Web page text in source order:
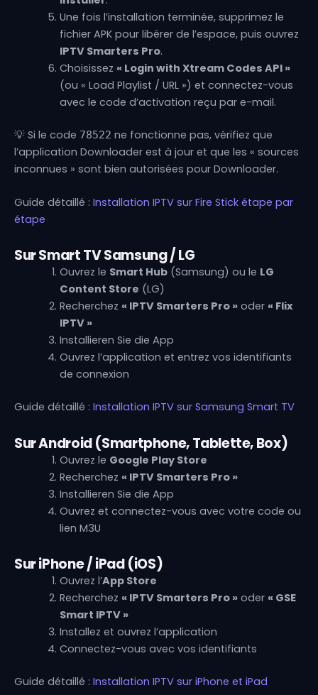
Une fois l’installation terminée, supprimez le
fichier APK pour libérer de l’espace, puis ouvrez
IPTV Smarters Pro.
Choisissez « Login with Xtream Codes API »
(ou « Load Playlist / URL ») et connectez-vous
avec le code d’activation reçu par e-mail.
💡 Si le code 78522 ne fonctionne pas, vérifiez que
l’application Downloader est à jour et que les « sources
inconnues » sont bien autorisées pour Downloader.
Guide détaillé : Installation IPTV sur Fire Stick étape par
étape
Sur Smart TV Samsung / LG
Ouvrez le Smart Hub(Samsung) ou le LG
Content Store (LG)
Recherchez « IPTV Smarters Pro »oder « Flix
IPTV »
Installieren Sie die App
Ouvrez l’application et entrez vos identifiants
de connexion
Guide détaillé : Installation IPTV sur Samsung Smart TV
Sur Android (Smartphone, Tablette, Box)
Ouvrez le Google Play Store
Recherchez « IPTV Smarters Pro »
Installieren Sie die App
Ouvrez et connectez-vous avec votre code ou
lien M3U
Sur iPhone / iPad (iOS)
Ouvrez l’App Store
Recherchez « IPTV Smarters Pro »oder « GSE
Smart IPTV »
Installez et ouvrez l’application
Connectez-vous avec vos identifiants
Guide détaillé : Installation IPTV sur iPhone et iPad